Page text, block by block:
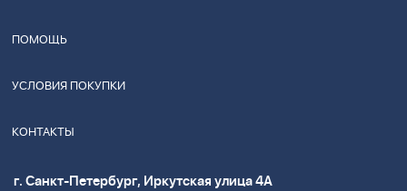
ПОМОЩЬ
УСЛОВИЯ ПОКУПКИ
КОНТАКТЫ
г. Санкт-Петербург, Иркутская улица 4А